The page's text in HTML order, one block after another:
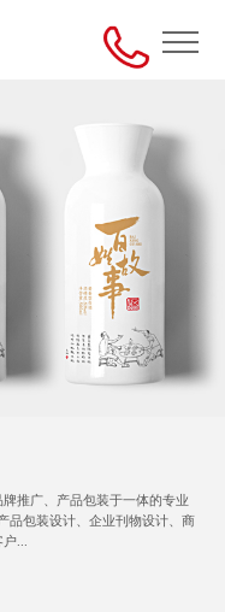
推广、产品包装于一体的专业
品包装设计、企业刊物设计、商
...